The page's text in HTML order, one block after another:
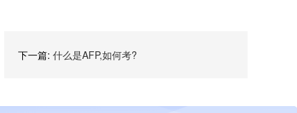
下一篇: 什么是AFP,如何考?